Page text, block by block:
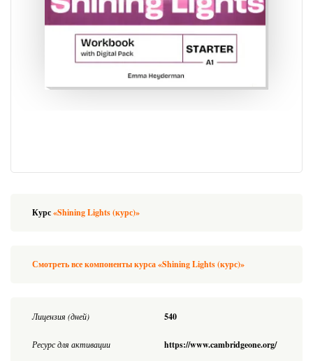
Курс«Shining Lights (курс)»
Смотреть все компоненты курса «Shining Lights (курс)»
Лицензия (дней) 540
Ресурс для активации https://www.cambridgeone.org/